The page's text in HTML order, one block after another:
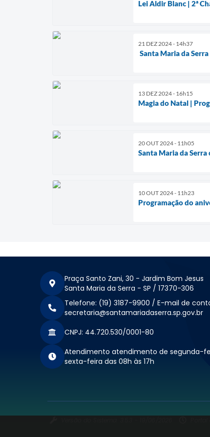
Lei Aldir Blanc | 2ª
21 DEZ 2024 - 14h37
Santa Maria da
13 DEZ 2024 - 16h15
Magia do Natal |
20 OUT 2024 - 11h05
Santa Maria da
10 OUT 2024 - 11h23
Programação do
Praça Santo Zani, 30 - Jardim Bom Jesus
Santa Maria da Serra - SP / 17370-306
Telefone: (19) 3187-9900 / E-mail de
secretaria@santamariadaserra.sp.gov.br
CNPJ: 44.720.530/0001-80
Atendimento atendimento de segunda-
sexta-feira das 08h às 17h